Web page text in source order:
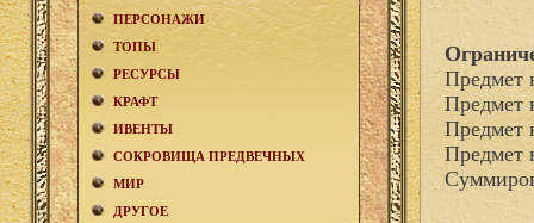
ПЕРСОНАЖИ
ТОПЫ
РЕСУРСЫ
КРАФТ
ИВЕНТЫ
СОКРОВИЩА ПРЕДВЕЧНЫХ
МИР
ДРУГОЕ
Предмет
Предмет
Предмет
Предмет